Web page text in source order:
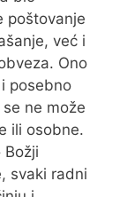
poštovanje
već i
Ono
posebno
ne može
ili osobne.
Božji
svaki radni